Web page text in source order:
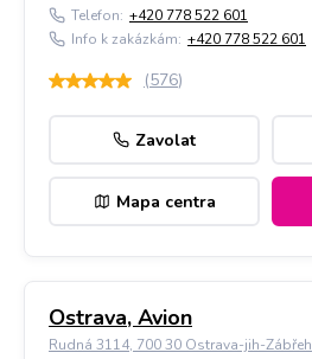
Telefon: +420 778 522 601
Info k zakázkám: +420 778 522 601
(576)
Zavolat
Mapa centra
Ostrava, Avion
Rudná 3114, 700 30 Ostrava-jih-Zábřeh